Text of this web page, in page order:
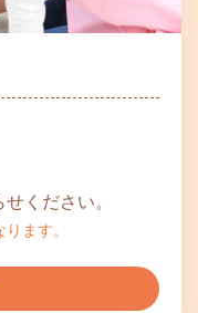
ください。
ます。